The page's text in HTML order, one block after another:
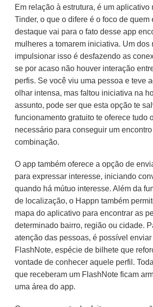
Em relação à estrutura, é um aplicativo
Tinder, o que o difere é o foco de quem
destaque vai para o fato desse app
mulheres a tomarem iniciativa. Um dos
impulsionar isso é desfazendo as
se por acaso não houver interação
perfis. Se você viu uma pessoa e teve
olhar intensa, mas faltou iniciativa na
assunto, pode ser que esta opção te
funcionamento gratuito te oferece tudo
necessário para conseguir um
combinação.
O app também oferece a opção de
para expressar interesse, iniciando
quando há mútuo interesse. Além da
de localização, o Happn também
mapa do aplicativo para encontrar as
determinado bairro, região ou cidade.
atenção das pessoas, é possível enviar
FlashNote, espécie de bilhete que
vontade de conhecer aquele perfil.
que receberam um FlashNote ficam
uma área do app.